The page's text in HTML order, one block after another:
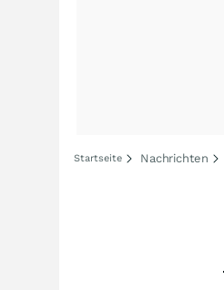
Startseite Nachrichten